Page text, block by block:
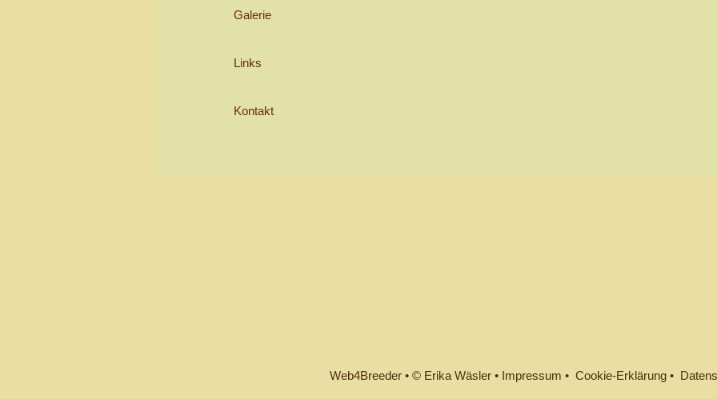
Galerie
Links
Kontakt
Web4Breeder• © Erika Wäsler• Impressum • Cookie-Erklärung •